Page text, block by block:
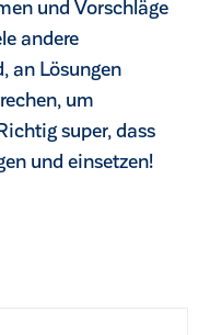
und Vorschläge
andere
an Lösungen
um
super, dass
und einsetzen!